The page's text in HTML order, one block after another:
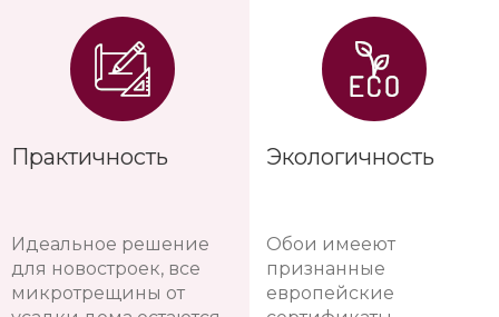
Практичность
Идеальное решение
для новостроек, все
микротрещины от
Экологичность
Обои имееют
признанные
европейские